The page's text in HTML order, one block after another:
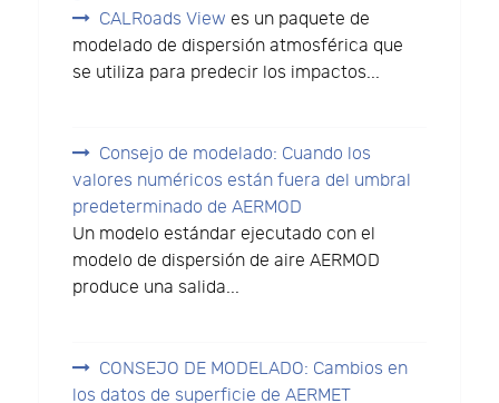
CALRoads View es un paquete de
modelado de dispersión atmosférica que
se utiliza para predecir los impactos...
Consejo de modelado: Cuando los
valores numéricos están fuera del umbral
predeterminado de AERMOD
Un modelo estándar ejecutado con el
modelo de dispersión de aire AERMOD
produce una salida...
CONSEJO DE MODELADO: Cambios en
los datos de superficie de AERMET